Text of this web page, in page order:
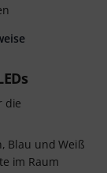
die
Blau und Weiß
im Raum